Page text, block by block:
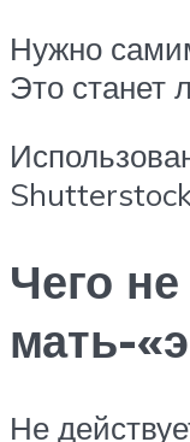
Нужно
Это станет
Чего
мать-
Не